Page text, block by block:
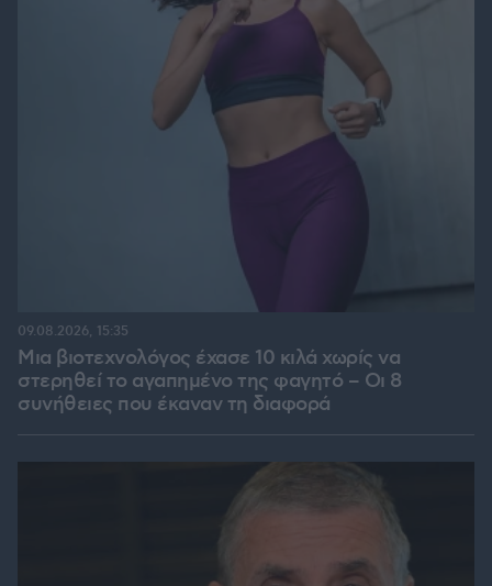
Μια βιοτεχνολόγος έχασε 10 κιλά χωρίς να
στερηθεί το αγαπημένο της φαγητό – Οι 8
συνήθειες που έκαναν τη διαφορά
09.08.2026, 15:35